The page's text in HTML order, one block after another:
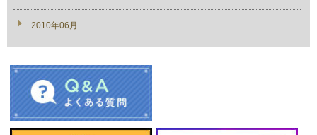
2010年06月